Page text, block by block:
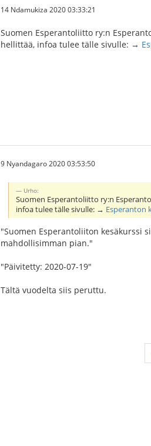
14 Ndamukiza 2020 03:33:21
Suomen Esperantoliitto ry:n
hellittää, infoa tulee tälle sivulle: →
9 Nyandagaro 2020 03:53:50
Urho:
Suomen Esperantoliitto ry:n
infoa tulee tälle sivulle: → Esperanton
"Suomen Esperantoliiton kesäkurssi
mahdollisimman pian."
"Päivitetty: 2020-07-19"
Tältä vuodelta siis peruttu.